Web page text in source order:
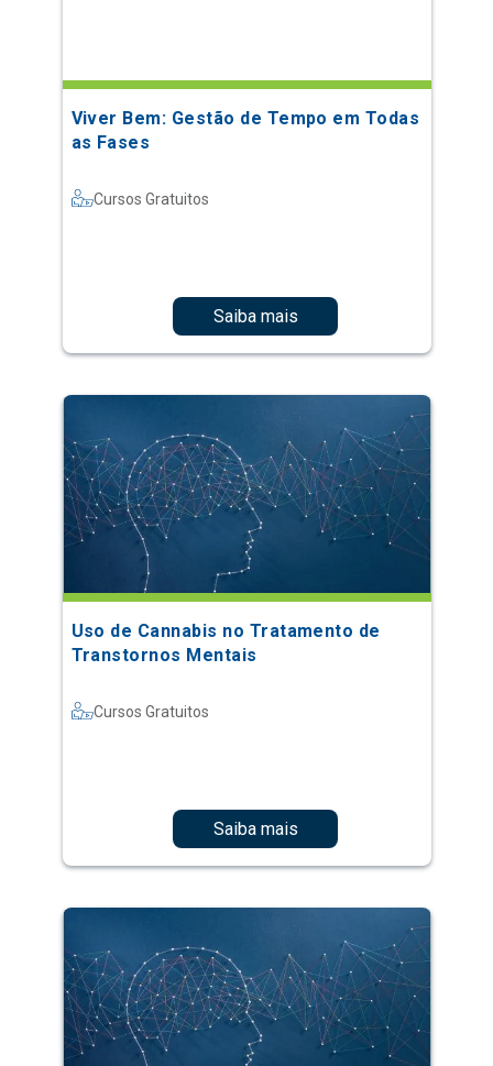
Viver Bem: Gestão de Tempo em Todas
as Fases
Cursos Gratuitos
Saiba mais
Uso de Cannabis no Tratamento de
Transtornos Mentais
Cursos Gratuitos
Saiba mais